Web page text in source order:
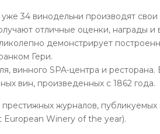
34 винодельни производят
отличные оценки, награды
демонстрирует
Гери.
винного SPA-центра и
вин, произведенных с 1862 года.
журналов,
Winery of the year).